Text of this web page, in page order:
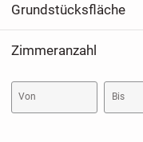
Grundstücksfläche
Zimmeranzahl
Von Bis